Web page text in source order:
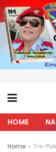
HOME
Home Tni-